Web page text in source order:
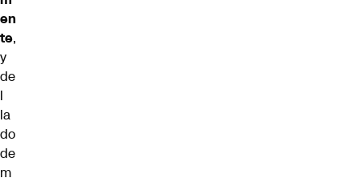
en
te,
y
de
l
la
do
de
m